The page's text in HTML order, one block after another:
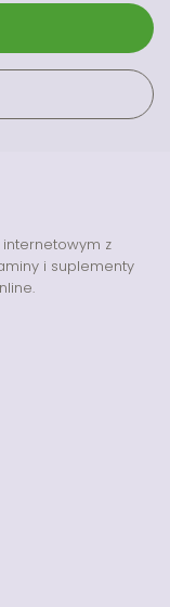
z
i suplementy